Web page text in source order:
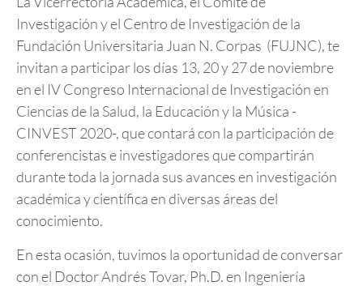
Investigación y el Centro de Investigación de la
Fundación Universitaria Juan N. Corpas (FUJNC), te
invitan a participar los días 13, 20 y 27 de noviembre
en el IV Congreso Internacional de Investigación en
Ciencias de la Salud, la Educación y la Música -
CINVEST 2020-, que contará con la participación de
conferencistas e investigadores que compartirán
durante toda la jornada sus avances en investigación
académica y científica en diversas áreas del
conocimiento.
En esta ocasión, tuvimos la oportunidad de conversar
con el Doctor Andrés Tovar, Ph.D. en Ingeniería